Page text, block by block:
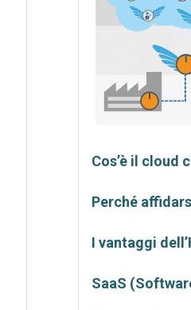
Cos’è il cloud
Perché
I vantaggi
SaaS